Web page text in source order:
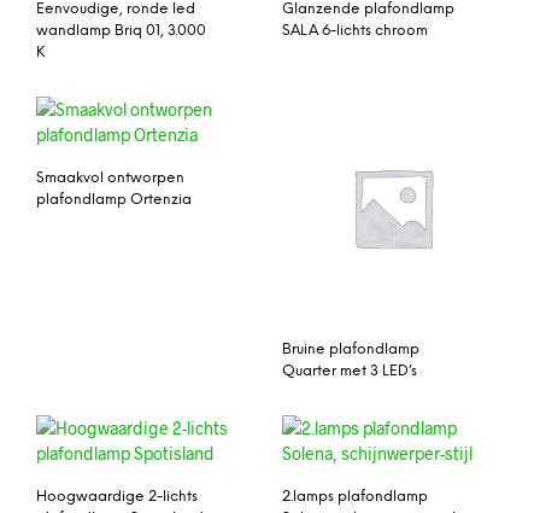
Eenvoudige, ronde led
wandlamp Briq 01, 3.000
K
Glanzende plafondlamp
SALA 6-lichts chroom
Smaakvol ontworpen
plafondlamp Ortenzia
Bruine plafondlamp
Quarter met 3 LED’s
Hoogwaardige 2-lichts
2.lamps plafondlamp